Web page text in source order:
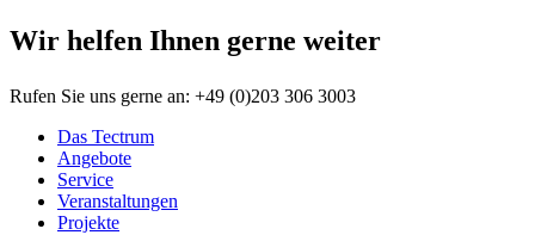
Wir helfen Ihnen gerne weiter
Rufen Sie uns gerne an: +49 (0)203 306 3003
Das Tectrum
Angebote
Service
Veranstaltungen
Projekte